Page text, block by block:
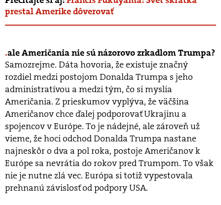
prestal Amerike dôverovať
ale Američania nie sú názorovo zrkadlom Trumpa?
Samozrejme. Dáta hovoria, že existuje značný
rozdiel medzi postojom Donalda Trumpa s jeho
administratívou a medzi tým, čo si myslia
Američania. Z prieskumov vyplýva, že väčšina
Američanov chce ďalej podporovať Ukrajinu a
spojencov v Európe. To je nádejné, ale zároveň už
vieme, že hoci odchod Donalda Trumpa nastane
najneskôr o dva a pol roka, postoje Američanov k
Európe sa nevrátia do rokov pred Trumpom. To však
nie je nutne zlá vec. Európa si totiž vypestovala
prehnanú závislosť od podpory USA.